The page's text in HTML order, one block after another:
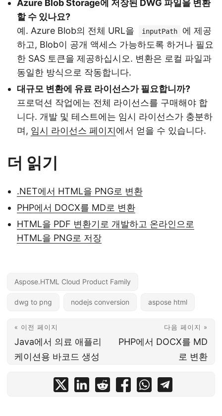
Azure Blob Storage에 저장된 DWG 파일을 변환
할 수 있나요?
예. Azure Blob의 전체 URL을
inputPath
에 제공
하고, Blob이 공개 액세스 가능하도록 하거나 필요
한 SAS 토큰을 제공하십시오. 변환은 로컬 파일과
동일한 방식으로 작동합니다.
대규모 변환에 유료 라이선스가 필요합니까?
프로덕션 작업에는 전체 라이선스를 구매해야 합
니다. 개발 및 테스트에는 임시 라이선스가 충분하
며, 임시 라이선스 페이지에서 얻을 수 있습니다.
더 읽기
.NET에서 HTML을 PNG로 변환
PHP에서 DOCX를 MD로 변환
HTML을 PDF 변환기로 개발하고 온라인으로
HTML을 PNG로 저장
Aspose.HTML Cloud Product Family
dwg to png nodejs conversion aspose html
« 이전 페이지
Java에서 의료 애플리
케이션용 바코드 생성
다음 페이지 »
PHP에서 DOCX를 MD
로 변환